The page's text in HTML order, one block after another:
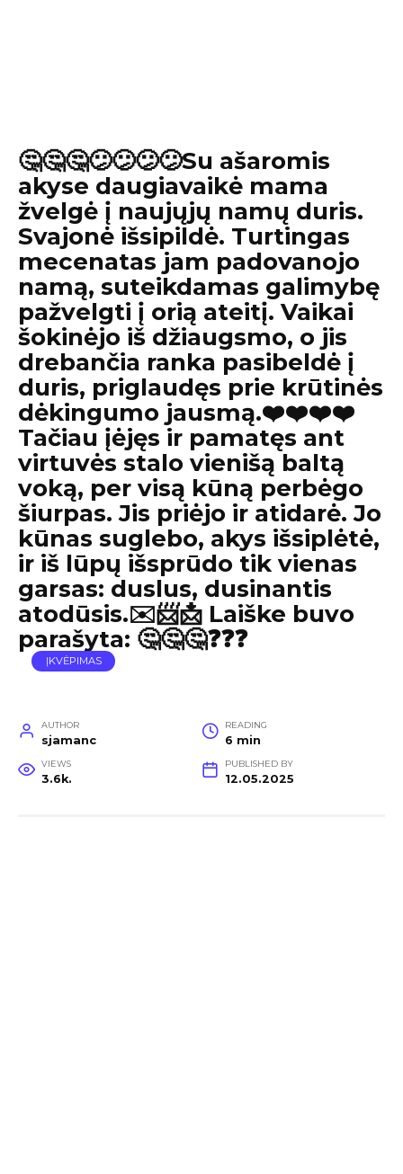
🤔🤔🤔😕😕😕😕Su ašaromis
akyse daugiavaikė mama
žvelgė į naujųjų namų duris.
Svajonė išsipildė. Turtingas
mecenatas jam padovanojo
namą, suteikdamas galimybę
pažvelgti į orią ateitį. Vaikai
šokinėjo iš džiaugsmo, o jis
drebančia ranka pasibeldė į
duris, priglaudęs prie krūtinės
dėkingumo jausmą.❤️❤️❤️❤️
Tačiau įėjęs ir pamatęs ant
virtuvės stalo vienišą baltą
voką, per visą kūną perbėgo
šiurpas. Jis priėjo ir atidarė. Jo
kūnas suglebo, akys išsiplėtė,
ir iš lūpų išsprūdo tik vienas
garsas: duslus, dusinantis
atodūsis.✉️📨📩 Laiške buvo
parašyta: 🤔🤔🤔❓❓❓
ĮKVĖPIMAS
AUTHOR
sjamanc
READING
6 min
VIEWS
3.6k.
PUBLISHED BY
12.05.2025